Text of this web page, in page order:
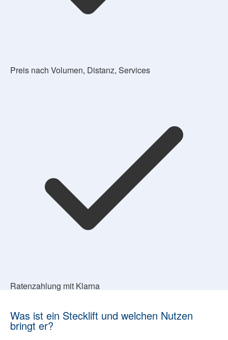
Preis nach Volumen, Distanz, Services
Ratenzahlung mit Klarna
Was ist ein Stecklift und welchen Nutzen
bringt er?